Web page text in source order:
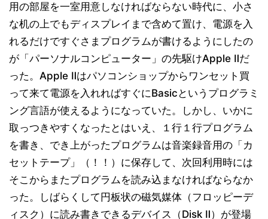
用の部屋を一室用意しなければならない時代に、小さ
な机の上でもディスプレイまで含めて置け、電源を入
れるだけですぐさまプログラムが書けるようにしたの
が「パーソナルコンピューター」の先駆けApple Ⅱだ
った。Apple Ⅱはパソコンショップからワンセット買
って来て電源を入れればすぐにBasicというプログラミ
ング言語が使えるようになっていた。しかし、いかに
取っつきやすくなったとはいえ、１行１行プログラム
を書き、でき上がったプログラムは音楽録音用の「カ
セットテープ」（！！）に保存して、次回利用時には
そこからまたプログラムを読み込まなければならなか
った。しばらくして円板状の磁気媒体（フロッピーデ
ィスク）に読み書きできるデバイス（Disk Ⅱ）が登場